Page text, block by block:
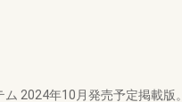
2024年10月発売予定掲載版。